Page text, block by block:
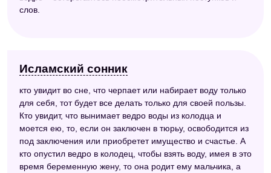
слов.
Исламский сонник
кто увидит во сне, что черпает или набирает воду только
для себя, тот будет все делать только для своей пользы.
Кто увидит, что вынимает ведро воды из колодца и
моется ею, то, если он заключен в тюрьу, освободится из
под заключения или приобретет имущество и счастье. А
кто опустил ведро в колодец, чтобы взять воду, имея в это
время беременную жену, то она родит ему мальчика, а